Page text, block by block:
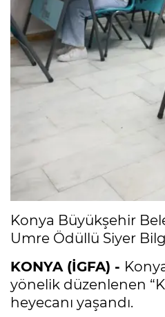
Konya Büyükşehir
Umre Ödüllü Siyer
KONYA (İGFA) -
yönelik düzenlenen
heyecanı yaşandı.